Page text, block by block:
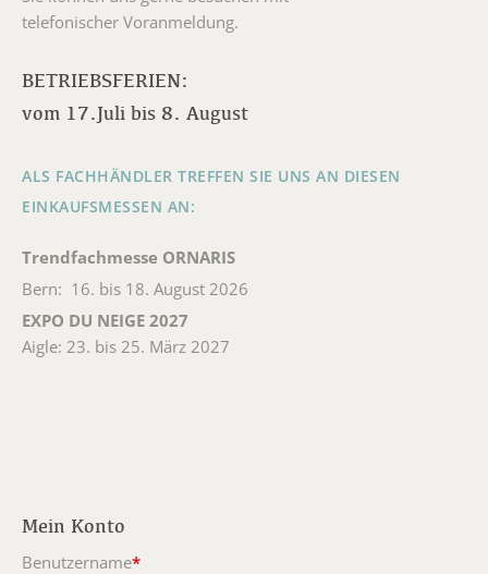
telefonischer Voranmeldung.
BETRIEBSFERIEN:
vom 17.Juli bis 8. August
ALS FACHHÄNDLER TREFFEN SIE UNS AN DIESEN
EINKAUFSMESSEN AN:
Trendfachmesse ORNARIS
Bern: 16. bis 18. August 2026
EXPO DU NEIGE 2027
Aigle: 23. bis 25. März 2027
Mein Konto
Benutzername*